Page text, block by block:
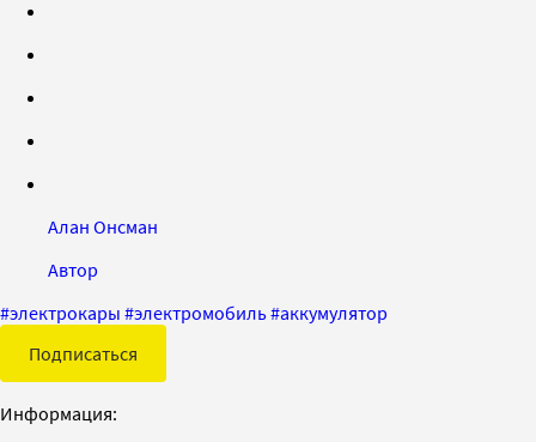
Алан Онсман
Автор
#электрокары #электромобиль#аккумулятор
Подписаться
Информация: